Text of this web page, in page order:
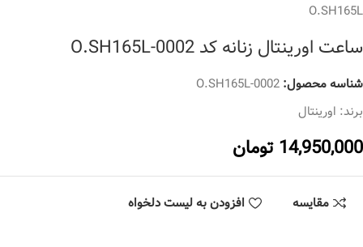
O.SH165L
ساعت اورینتال زنانه کد O.SH165L-0002
شناسه محصول:O.SH165L-0002
برند: اورینتال
14,950,000 تومان
مقایسه افزودن به لیست دلخواه